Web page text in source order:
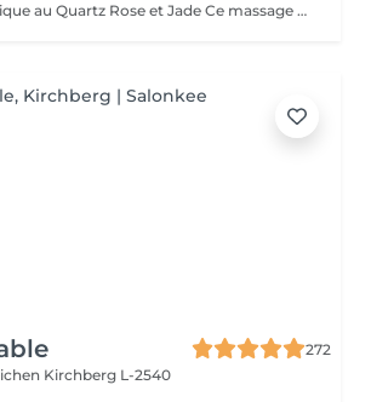
-Massage Énergétique au Quartz Rose et Jade Ce massage unique associe la puissance vibratoire des pierres précieuses à des manuvres profondes et relaxantes. Grâce au quartz rose et au jade, il rééquilibre les énergies, relâche les tensions et réveille l'éclat intérieur. Un véritable soin holistique, pour le corps et l'esprit. -Massage Ressourçant Future Maman Spécialement conçu pour accompagner la femme enceinte en douceur, ce massage soulage les tensions, améliore la circulation et procure une profonde sensation de bien-être. Réalisé avec des mouvements enveloppants et des produits adaptés, il offre un moment précieux de connexion avec soi et avec bébé.
272
Kirchberg L-2540